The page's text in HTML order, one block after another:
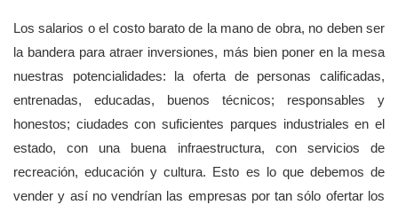
Los salarios o el costo barato de la mano de obra, no deben ser
la bandera para atraer inversiones, más bien poner en la mesa
nuestras potencialidades: la oferta de personas calificadas,
entrenadas, educadas, buenos técnicos; responsables y
honestos; ciudades con suficientes parques industriales en el
estado, con una buena infraestructura, con servicios de
recreación, educación y cultura. Esto es lo que debemos de
vender y así no vendrían las empresas por tan sólo ofertar los